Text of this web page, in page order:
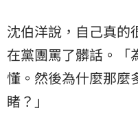
沈伯洋說，自己真的
在黨團罵了髒話。「
懂。然後為什麼那麼
睹？」